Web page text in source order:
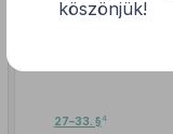
27–33. §4
köszönjük!